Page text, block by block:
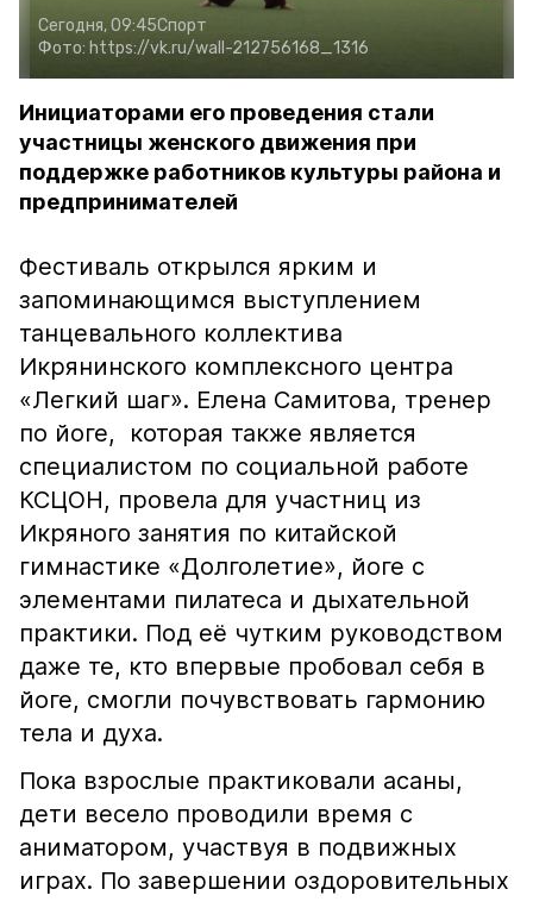
Сегодня, 09:45Спорт
Фото: https://vk.ru/wall-212756168_1316
Инициаторами его проведения стали
участницы женского движения при
поддержке работников культуры района и
предпринимателей
Фестиваль открылся ярким и
запоминающимся выступлением
танцевального коллектива
Икрянинского комплексного центра
«Легкий шаг». Елена Самитова, тренер
по йоге, которая также является
специалистом по социальной работе
КСЦОН, провела для участниц из
Икряного занятия по китайской
гимнастике «Долголетие», йоге с
элементами пилатеса и дыхательной
практики. Под её чутким руководством
даже те, кто впервые пробовал себя в
йоге, смогли почувствовать гармонию
тела и духа.
Пока взрослые практиковали асаны,
дети весело проводили время с
аниматором, участвуя в подвижных
играх. По завершении оздоровительных